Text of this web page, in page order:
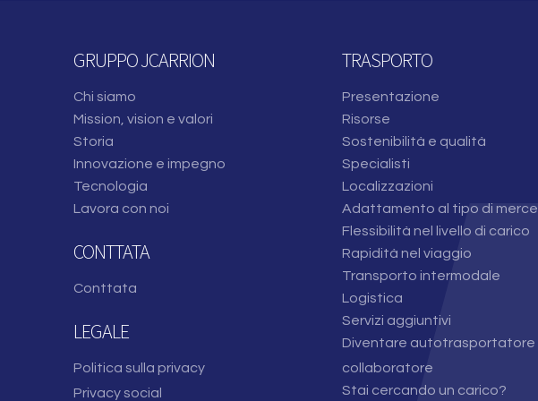
GRUPPO JCARRION
Chi siamo
Mission, vision e valori
Storia
Innovazione e impegno
Tecnologia
Lavora con noi
CONTTATA
Conttata
LEGALE
Politica sulla privacy
Privacy social
TRASPORTO
Presentazione
Risorse
Sostenibilità e qualità
Specialisti
Localizzazioni
Adattamento al tipo di merce
Flessibilità nel livello di carico
Rapidità nel viaggio
Transporto intermodale
Logistica
Servizi aggiuntivi
Diventare autotrasportatore
collaboratore
Stai cercando un carico?